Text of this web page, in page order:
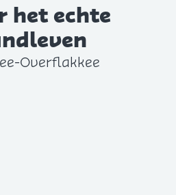
het echte
Overflakkee